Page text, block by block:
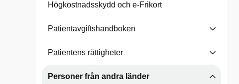
Högkostnadsskydd och e-Frikort
Patientavgiftshandboken
Patientens rättigheter
Personer från andra länder